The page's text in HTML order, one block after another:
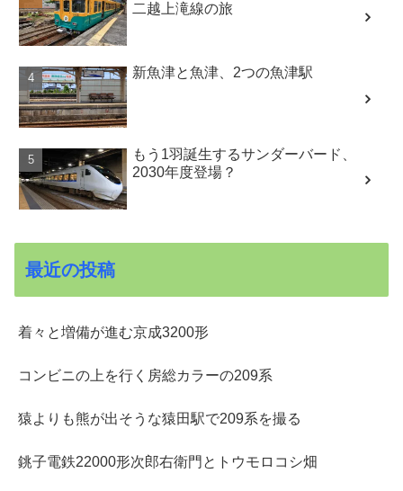
二越上滝線の旅
新魚津と魚津、2つの魚津駅
もう1羽誕生するサンダーバード、
2030年度登場？
最近の投稿
着々と増備が進む京成3200形
コンビニの上を行く房総カラーの209系
猿よりも熊が出そうな猿田駅で209系を撮る
銚子電鉄22000形次郎右衛門とトウモロコシ畑